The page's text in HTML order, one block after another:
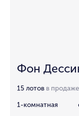
Фон
15 лотов в продаже
1-комнатная